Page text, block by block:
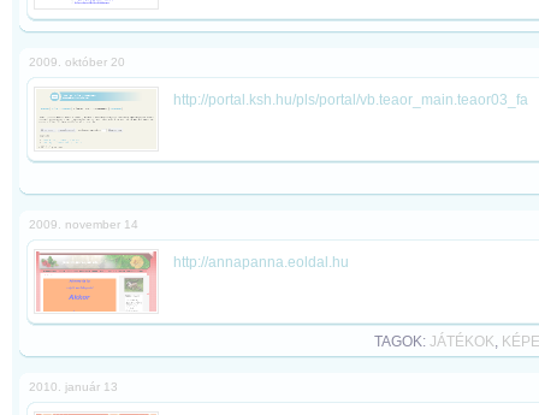
2009. október 20
http://portal.ksh.hu/pls/portal/vb.teaor_main.teaor03_fa
2009. november 14
http://annapanna.eoldal.hu
TAGOK: JÁTÉKOK,
2010. január 13